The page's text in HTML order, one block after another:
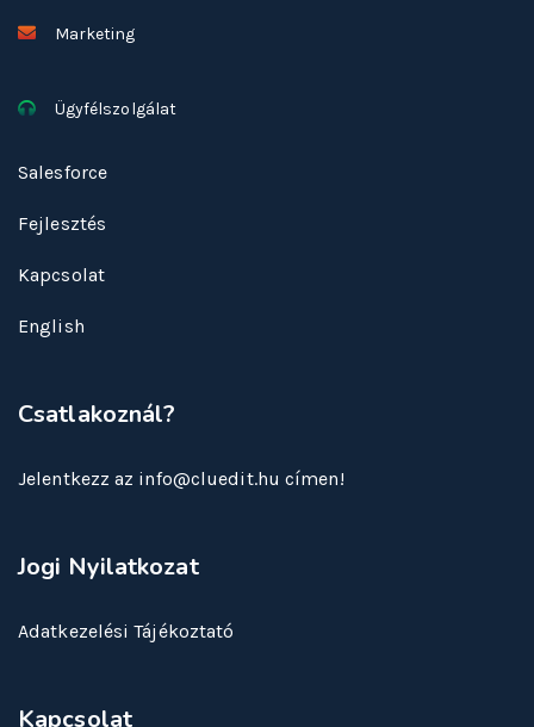
Marketing
Ügyfélszolgálat
Salesforce
Fejlesztés
Kapcsolat
English
Csatlakoznál?
Jelentkezz az info@cluedit.hu címen!
Jogi Nyilatkozat
Adatkezelési Tájékoztató
Kapcsolat